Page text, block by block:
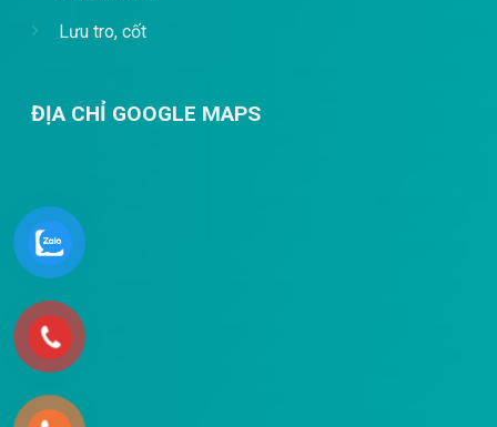
Lưu tro, cốt
ĐỊA CHỈ GOOGLE MAPS